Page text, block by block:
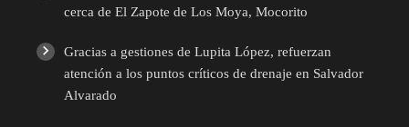
cerca de El Zapote de Los Moya, Mocorito
Gracias a gestiones de Lupita López, refuerzan
atención a los puntos críticos de drenaje en Salvador
Alvarado